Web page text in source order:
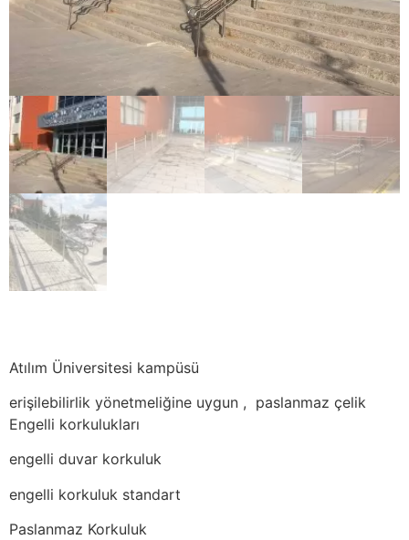
Atılım Üniversitesi kampüsü
erişilebilirlik yönetmeliğine uygun , paslanmaz çelik
Engelli korkulukları
engelli duvar korkuluk
engelli korkuluk standart
Paslanmaz Korkuluk